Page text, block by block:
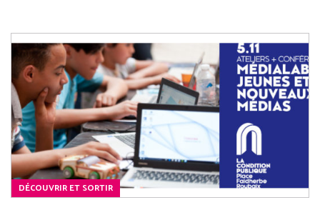
DÉCOUVRIR ET SORTIR